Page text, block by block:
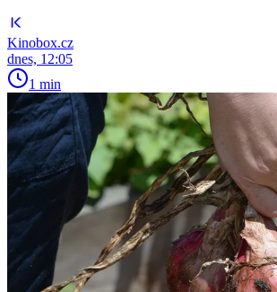
Kinobox.cz
dnes, 12:05
1 min